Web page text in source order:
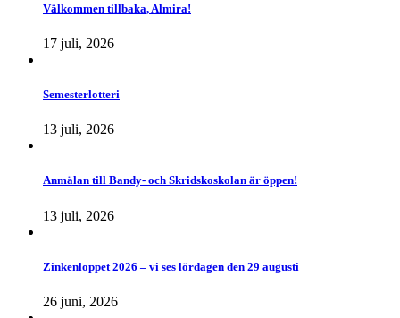
Välkommen tillbaka, Almira!
17 juli, 2026
Semesterlotteri
13 juli, 2026
Anmälan till Bandy- och Skridskoskolan är öppen!
13 juli, 2026
Zinkenloppet 2026 – vi ses lördagen den 29 augusti
26 juni, 2026